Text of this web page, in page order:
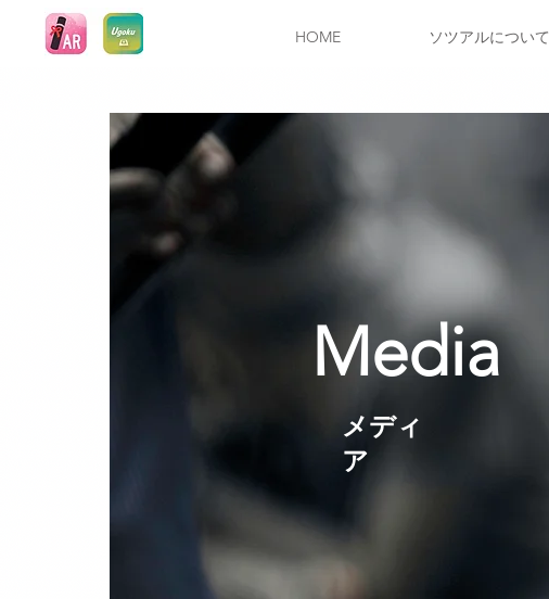
HOME ソツアルについて
​Media
​メディ
ア